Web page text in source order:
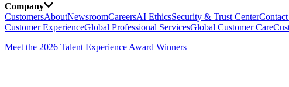
Company
CustomersAboutNewsroomCareersAI EthicsSecurity & Trust Center
Customer ExperienceGlobal Professional ServicesGlobal Customer Care
Meet the 2026 Talent Experience Award Winners